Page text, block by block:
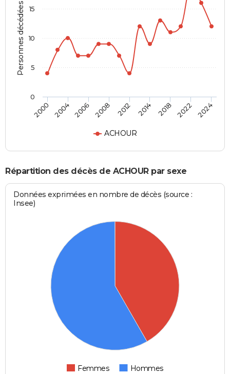
Personnes décédées
ACHOUR
2000 2004 2006 2008 2012 2014 2018 2022 2024
0
5
10
15
Répartition des décès de ACHOUR par sexe
Données exprimées en nombre de décès (source :
Insee)
Femmes Hommes